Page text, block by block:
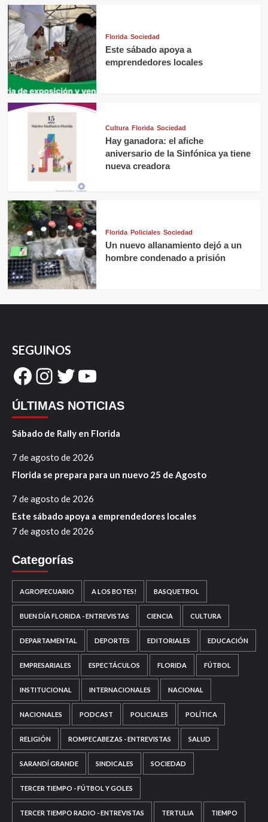
Florida Sociedad
Este sábado apoya a
emprendedores locales
Cultura Florida Sociedad
Hay ganadora: el afiche
aniversario de la Sinfónica ya tiene
nueva creadora
Florida Policiales Sociedad
Un nuevo allanamiento dejó a un
hombre condenado a prisión
SEGUINOS
Facebook
Instagram
Twitter
YouTube
ÚLTIMAS NOTICIAS
Sábado de Rally en Florida
7 de agosto de 2026
Florida se prepara para un nuevo 25 de Agosto
7 de agosto de 2026
Este sábado apoya a emprendedores locales
7 de agosto de 2026
Categorías
AGROPECUARIO A LOS BOTES! BASQUETBOL
BUEN DÍA FLORIDA - ENTREVISTAS CIENCIA CULTURA
DEPARTAMENTAL DEPORTES EDITORIALES EDUCACIÓN
EMPRESARIALES ESPECTÁCULOS FLORIDA FÚTBOL
INSTITUCIONAL INTERNACIONALES NACIONAL
NACIONALES PODCAST POLICIALES POLÍTICA
RELIGIÓN ROMPECABEZAS - ENTREVISTAS SALUD
SARANDÍ GRANDE SINDICALES SOCIEDAD
TERCER TIEMPO - FÚTBOL Y GOLES
TERCER TIEMPO RADIO - ENTREVISTAS TERTULIA TIEMPO